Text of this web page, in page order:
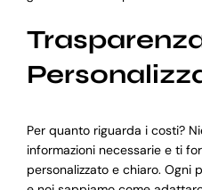
Per quanto riguarda i costi?
informazioni necessarie e ti
personalizzato e chiaro.